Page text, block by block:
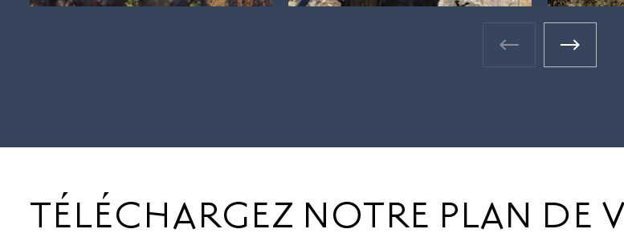
Galerie photos -
Galerie
TÉLÉCHARGEZ NOTRE PLAN DE